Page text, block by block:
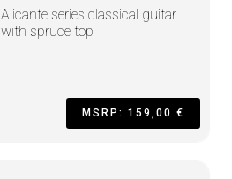
Alicante series classical guitar
with spruce top
MSRP: 159,00 €